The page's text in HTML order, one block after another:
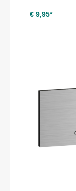
€ 9,95*